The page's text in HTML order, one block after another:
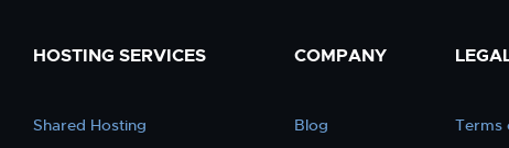
HOSTING SERVICES
Shared Hosting
COMPANY
Blog
Terms